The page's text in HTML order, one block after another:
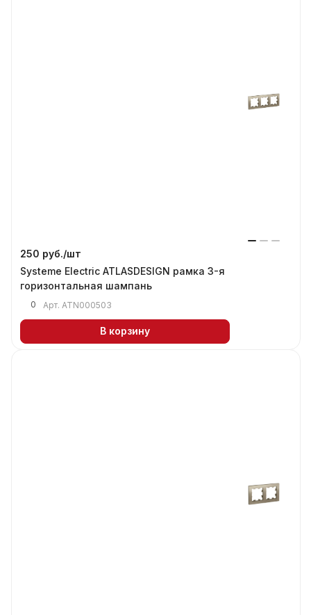
250 руб./шт
Systeme Electric ATLASDESIGN рамка 3-я
горизонтальная шампань
0 Арт. ATN000503
В корзину